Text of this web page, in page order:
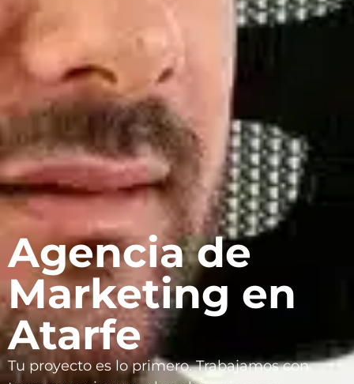
Agencia de
Marketing en
Atarfe
Tu proyecto es lo primero. Trabajamos con